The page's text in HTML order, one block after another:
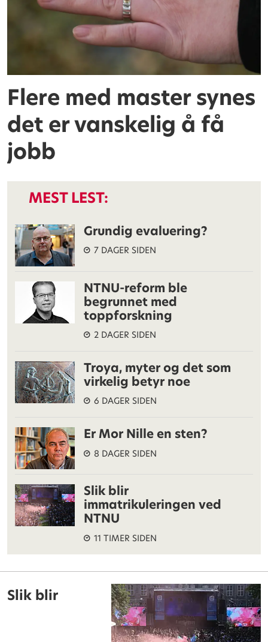
Flere med master synes
det er vanskelig å få
jobb
MEST LEST:
Grundig evaluering?
7 DAGER SIDEN
NTNU-reform ble
begrunnet med
toppforskning
2 DAGER SIDEN
Troya, myter og det som
virkelig betyr noe
6 DAGER SIDEN
Er Mor Nille en sten?
8 DAGER SIDEN
Slik blir
immatrikuleringen ved
NTNU
11 TIMER SIDEN
Slik blir